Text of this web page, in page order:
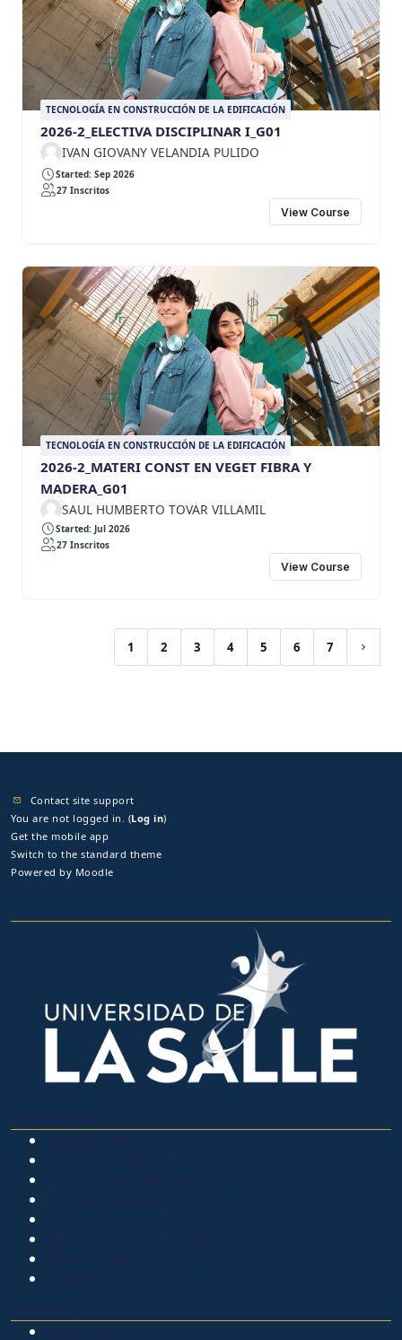
TECNOLOGÍA EN CONSTRUCCIÓN DE LA EDIFICACIÓN
2026-2_ELECTIVA DISCIPLINAR I_G01
IVAN GIOVANY VELANDIA PULIDO
Started: Sep 2026
27 Inscritos
View Course
TECNOLOGÍA EN CONSTRUCCIÓN DE LA EDIFICACIÓN
2026-2_MATERI CONST EN VEGET FIBRA Y
MADERA_G01
SAUL HUMBERTO TOVAR VILLAMIL
Started: Jul 2026
27 Inscritos
View Course
1
(current)
2 3 4 5 6 7
Next
Contact site support
You are not logged in. (Log in)
Get the mobile app
Switch to the standard theme
Powered by Moodle